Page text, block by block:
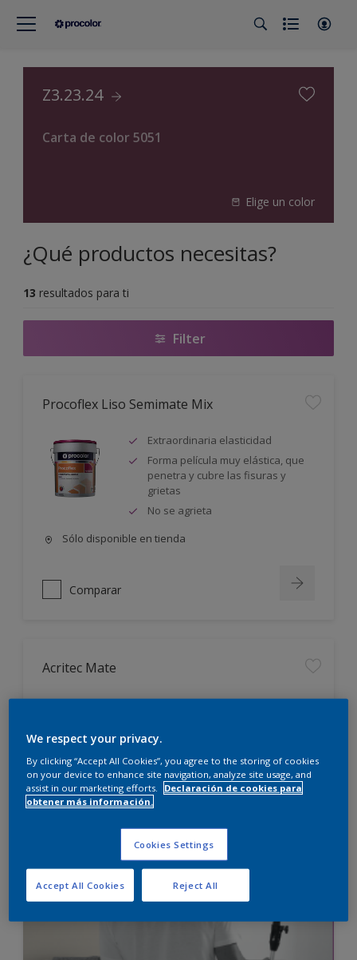
Z3.23.24
Carta de color 5051
Elige un color
¿Qué productos necesitas?
13 resultados para ti
Filter
Procoflex Liso Semimate Mix
Extraordinaria elasticidad
Forma película muy elástica, que
penetra y cubre las fisuras y
grietas
No se agrieta
Sólo disponible en tienda
Comparar
Acritec Mate
Alta opacidad
Multisuperficie
Sólo disponible en tienda
We respect your privacy.
By clicking “Accept All Cookies”, you agree to the storing of cookies
on your device to enhance site navigation, analyze site usage, and
assist in our marketing efforts.
Declaración de cookies para
obtener más información.
Cookies Settings
Reject All
Accept All Cookies